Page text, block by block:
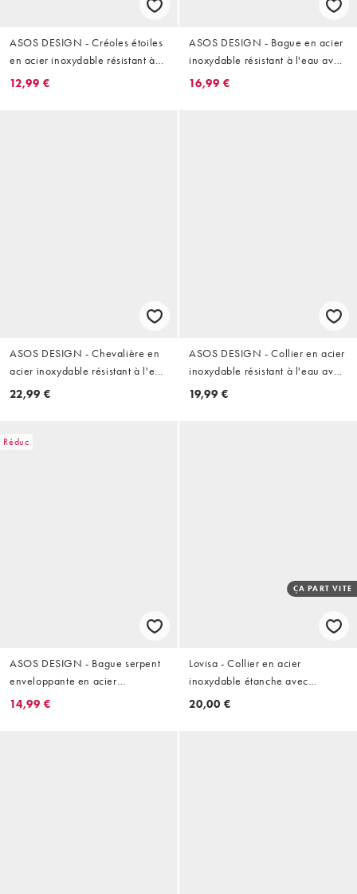
ASOS DESIGN - Créoles étoiles
en acier inoxydable résistant à
l'eau - Doré
12,99 €
ASOS DESIGN - Bague en acier
inoxydable résistant à l'eau avec
pierre géométrique imitation
16,99 €
ASOS DESIGN - Chevalière en
acier inoxydable résistant à l'eau
avec détail fer à cheval et étoiles
22,99 €
ASOS DESIGN - Collier en acier
inoxydable résistant à l'eau avec
pendentif serpent - Argenté
19,99 €
Réduc
ASOS DESIGN - Bague serpent
enveloppante en acier
inoxydable résistant à l'eau avec
14,99 €
ÇA PART VITE
Lovisa - Collier en acier
inoxydable étanche avec
maillons cubains - Argenté
20,00 €